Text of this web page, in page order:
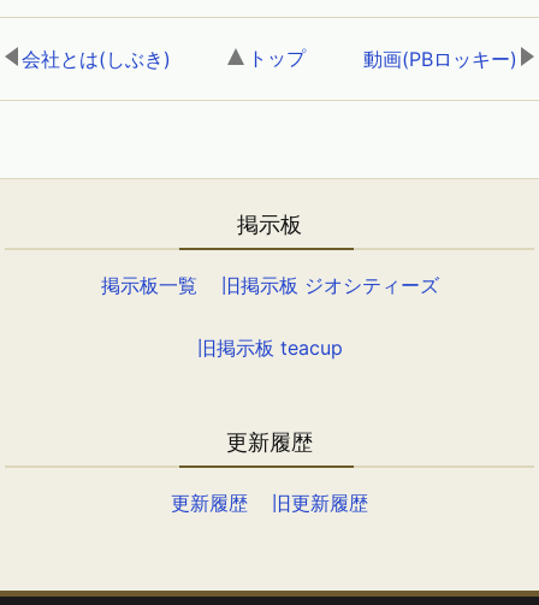
会社とは(しぶき) トップ, 動画(PBロッキー)
掲示板
掲示板一覧 旧掲示板 ジオシティーズ
旧掲示板 teacup
更新履歴
更新履歴 旧更新履歴